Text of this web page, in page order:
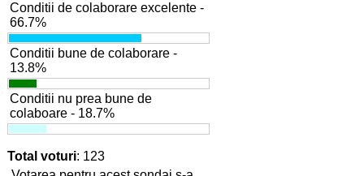
Conditii de colaborare excelente -
66.7%
Conditii bune de colaborare -
13.8%
Conditii nu prea bune de
colaboare - 18.7%
Total voturi: 123